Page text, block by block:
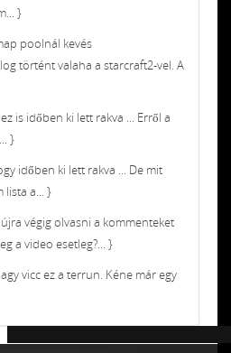
}
poolnál kevés
történt valaha a starcraft2-vel. A
is időben ki lett rakva ... Erről a
}
időben ki lett rakva ... De mit
lista a... }
újra végig olvasni a kommenteket
a video esetleg?... }
vicc ez a terrun. Kéne már egy